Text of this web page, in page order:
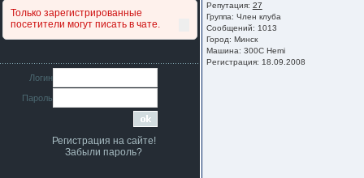
сравнивал подушку акпп бензиновой и
дизельной машины намера
4578063AG и 4578061AG? По фото
iMrCoffeeBLR4
11 июля 2026
[b]era124[/b],
Ага понял буду знать спасибо
era124
7 июля 2026
Только зарегистрированные
посетители могут писать в чате.
Логин
Пароль
Регистрация на сайте!
Забыли пароль?
Репутация: 27
Группа: Член клуба
Сообщений: 1013
Город: Минск
Машина: 300С Hemi
Регистрация: 18.09.2008